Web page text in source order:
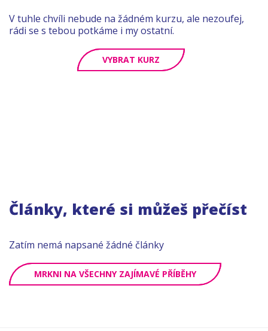
V tuhle chvíli nebude na žádném kurzu, ale nezoufej,
rádi se s tebou potkáme i my ostatní.
VYBRAT KURZ
Články, které si můžeš přečíst
Zatím nemá napsané žádné články
MRKNI NA VŠECHNY ZAJÍMAVÉ PŘÍBĚHY